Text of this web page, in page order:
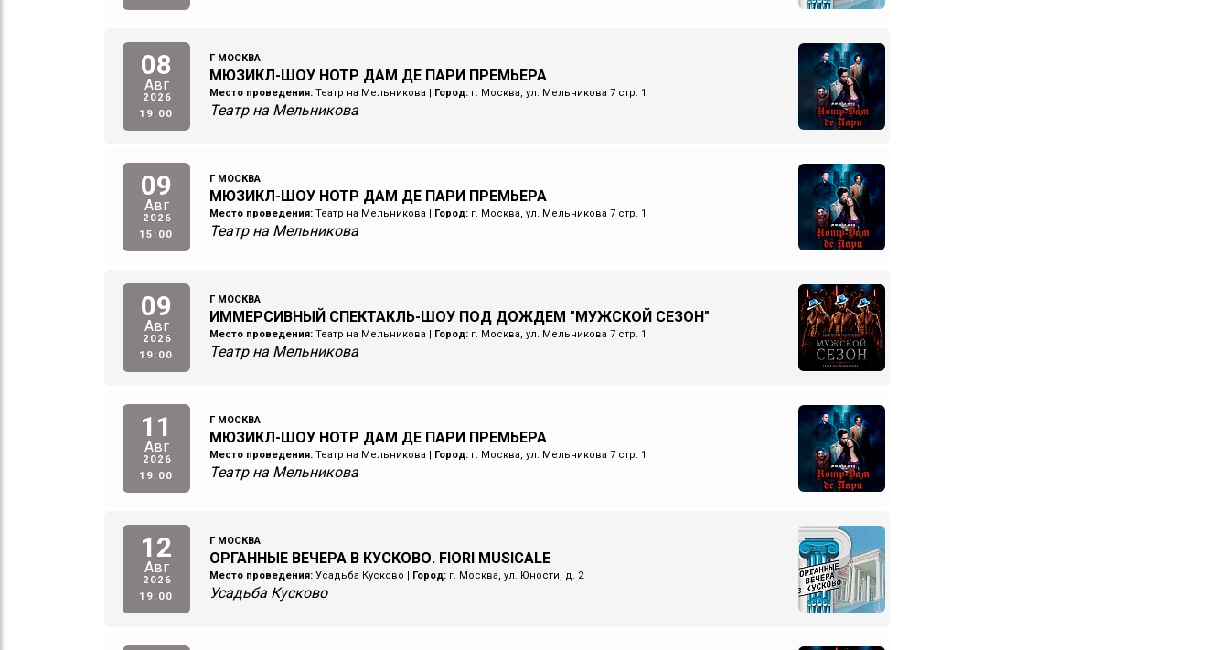
08
Авг
2026
19:00
Г МОСКВА
МЮЗИКЛ-ШОУ НОТР ДАМ ДЕ ПАРИ ПРЕМЬЕРА
Место проведения:Театр на Мельникова | Город:г. Москва, ул. Мельникова 7 стр. 1
Театр на Мельникова
09
Авг
2026
15:00
Г МОСКВА
МЮЗИКЛ-ШОУ НОТР ДАМ ДЕ ПАРИ ПРЕМЬЕРА
Место проведения:Театр на Мельникова | Город:г. Москва, ул. Мельникова 7 стр. 1
Театр на Мельникова
09
Авг
2026
19:00
Г МОСКВА
ИММЕРСИВНЫЙ СПЕКТАКЛЬ-ШОУ ПОД ДОЖДЕМ "МУЖСКОЙ СЕЗОН"
Место проведения:Театр на Мельникова | Город:г. Москва, ул. Мельникова 7 стр. 1
Театр на Мельникова
11
Авг
2026
19:00
Г МОСКВА
МЮЗИКЛ-ШОУ НОТР ДАМ ДЕ ПАРИ ПРЕМЬЕРА
Место проведения:Театр на Мельникова | Город:г. Москва, ул. Мельникова 7 стр. 1
Театр на Мельникова
12
Авг
2026
19:00
Г МОСКВА
ОРГАННЫЕ ВЕЧЕРА В КУСКОВО. FIORI MUSICALE
Место проведения:Усадьба Кусково | Город:г. Москва, ул. Юности, д. 2
Усадьба Кусково